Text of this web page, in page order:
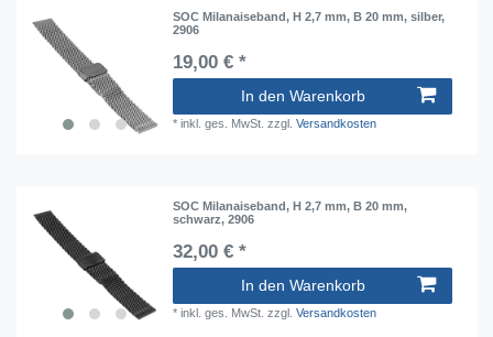
SOC Milanaiseband, H 2,7 mm, B 20 mm, silber,
2906
19,00 € *
In den Warenkorb
*inkl. ges. MwSt. zzgl.Versandkosten
SOC Milanaiseband, H 2,7 mm, B 20 mm,
schwarz, 2906
32,00 € *
In den Warenkorb
*inkl. ges. MwSt. zzgl.Versandkosten